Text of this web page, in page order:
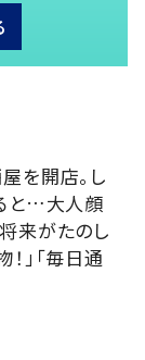
を開店。し
と…大人顔
来がたのし
」「毎日通